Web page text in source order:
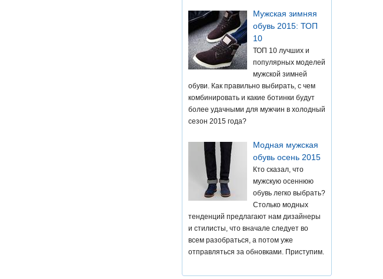
Мужская зимняя
обувь 2015: ТОП
10
ТОП 10 лучших и
популярных моделей
мужской зимней
обуви. Как правильно выбирать, с чем
комбинировать и какие ботинки будут
более удачными для мужчин в холодный
сезон 2015 года?
Модная мужская
обувь осень 2015
Кто сказал, что
мужскую осеннюю
обувь легко выбрать?
Столько модных
тенденций предлагают нам дизайнеры
и стилисты, что вначале следует во
всем разобраться, а потом уже
отправляться за обновками. Приступим.